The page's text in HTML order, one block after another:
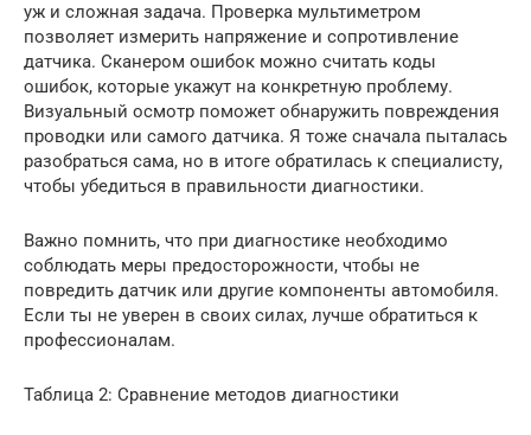
уж и сложная задача. Проверка мультиметром
позволяет измерить напряжение и сопротивление
датчика. Сканером ошибок можно считать коды
ошибок, которые укажут на конкретную проблему.
Визуальный осмотр поможет обнаружить повреждения
проводки или самого датчика. Я тоже сначала пыталась
разобраться сама, но в итоге обратилась к специалисту,
чтобы убедиться в правильности диагностики.
Важно помнить, что при диагностике необходимо
соблюдать меры предосторожности, чтобы не
повредить датчик или другие компоненты автомобиля.
Если ты не уверен в своих силах, лучше обратиться к
профессионалам.
Таблица 2: Сравнение методов диагностики